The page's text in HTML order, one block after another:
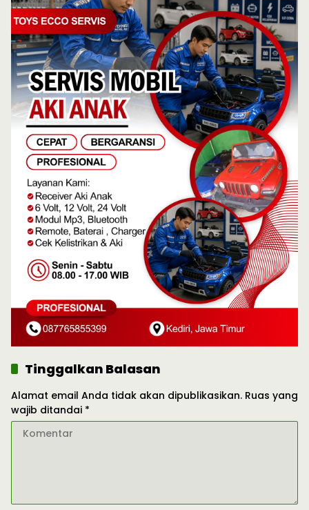
Tinggalkan Balasan
Alamat email Anda tidak akan dipublikasikan. Ruas yang
wajib ditandai *